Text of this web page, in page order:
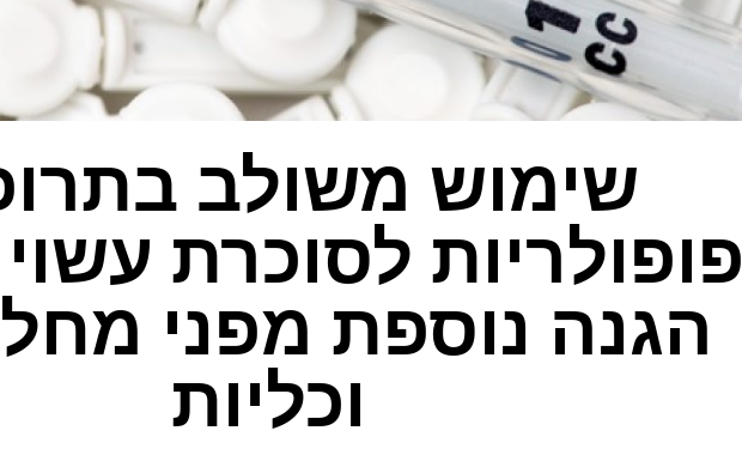
שימוש משולב
פופולריות לסוכרת
הגנה נוספת מפני
וכליות